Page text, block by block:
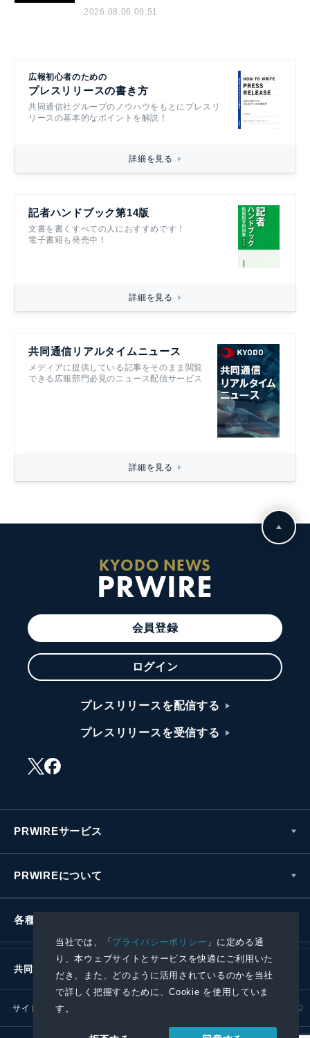
当社では、「プライバシーポリシー 」に定める通
り、本ウェブサイトとサービスを快適にご利用いた
だき、また、どのように活用されているのかを当社
で詳しく把握するために、Cookie を使用していま
す。
2026.08.06 09:51
広報初心者のための
プレスリリースの書き方
共同通信社グループのノウハウをもとにプレスリ
リースの基本的なポイントを解説！
詳細を見る
記者ハンドブック第14版
文書を書くすべての人におすすめです！
電子書籍も発売中！
詳細を見る
共同通信リアルタイムニュース
メディアに提供している記事をそのまま閲覧
できる広報部門必見のニュース配信サービス
詳細を見る
KYODO NEWS
PRWIRE
会員登録
ログイン
プレスリリースを配信する
プレスリリースを受信する
PRWIREサービス
PRWIREについて
各種お問い合わせ
共同通信社グループ
サイトポリシー